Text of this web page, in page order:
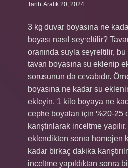
Tarih: Aralık 20, 2024
3 kg duvar boyasına ne
boyası nasıl seyreltilir?
oranında suyla seyreltilir, bu
tavan boyasına su eklenip
sorusunun da cevabıdır.
boyasına ne kadar su
ekleyin. 1 kilo boyaya ne
cephe boyaları için %20-25
karıştırılarak inceltme
eklendikten sonra homojen
kadar birkaç dakika
inceltme yapıldıktan sonra